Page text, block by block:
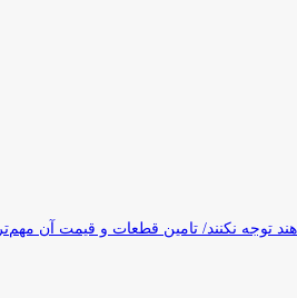
توجه نکنند/ تامین قطعات و قیمت آن